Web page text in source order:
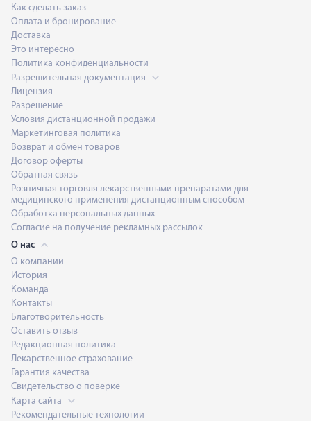
Как сделать заказ
Оплата и бронирование
Доставка
Это интересно
Политика конфиденциальности
Разрешительная документация
Лицензия
Разрешение
Условия дистанционной продажи
Маркетинговая политика
Возврат и обмен товаров
Договор оферты
Обратная связь
Розничная торговля лекарственными препаратами для
медицинского применения дистанционным способом
Обработка персональных данных
Согласие на получение рекламных рассылок
О нас
О компании
История
Команда
Контакты
Благотворительность
Оставить отзыв
Редакционная политика
Лекарственное страхование
Гарантия качества
Свидетельство о поверке
Карта сайта
Рекомендательные технологии